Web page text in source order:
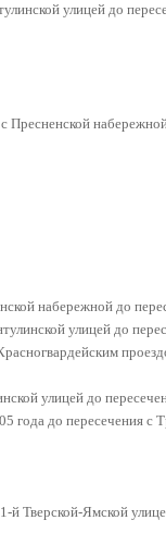
улицей до
Пресненской
набережной до
улицей до
улицей до
года до пересечения с
й Тверской-Ямской